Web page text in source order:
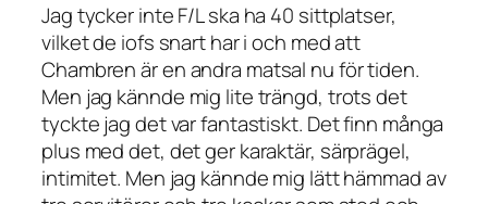
Jag tycker inte F/L ska ha 40 sittplatser,
vilket de iofs snart har i och med att
Chambren är en andra matsal nu för tiden.
Men jag kännde mig lite trängd, trots det
tyckte jag det var fantastiskt. Det finn många
plus med det, det ger karaktär, särprägel,
intimitet. Men jag kännde mig lätt hämmad av